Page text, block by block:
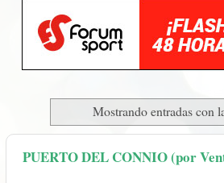
Mostrando entradas con
PUERTO DEL CONNIO (por